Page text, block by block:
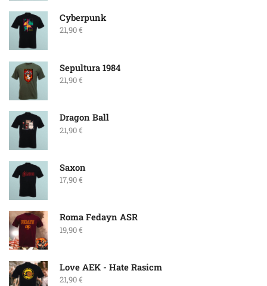
Cyberpunk
21,90€
Sepultura 1984
21,90€
Dragon Ball
21,90€
Saxon
17,90€
Roma Fedayn ASR
19,90€
Love ΑΕΚ - Hate Rasicm
21,90€